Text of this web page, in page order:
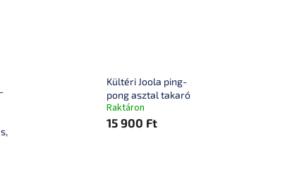
Kültéri Joola ping-
pong asztal takaró
Raktáron
15 900 Ft